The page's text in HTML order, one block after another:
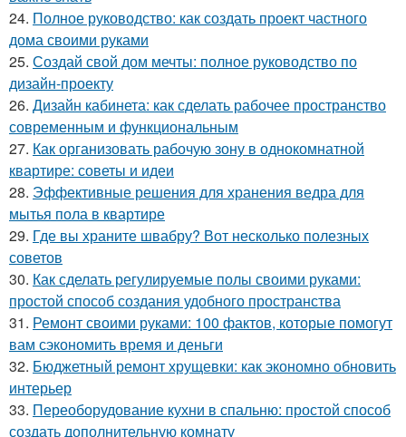
24. Полное руководство: как создать проект частного
дома своими руками
25. Создай свой дом мечты: полное руководство по
дизайн-проекту
26. Дизайн кабинета: как сделать рабочее пространство
современным и функциональным
27. Как организовать рабочую зону в однокомнатной
квартире: советы и идеи
28. Эффективные решения для хранения ведра для
мытья пола в квартире
29. Где вы храните швабру? Вот несколько полезных
советов
30. Как сделать регулируемые полы своими руками:
простой способ создания удобного пространства
31. Ремонт своими руками: 100 фактов, которые помогут
вам сэкономить время и деньги
32. Бюджетный ремонт хрущевки: как экономно обновить
интерьер
33. Переоборудование кухни в спальню: простой способ
создать дополнительную комнату